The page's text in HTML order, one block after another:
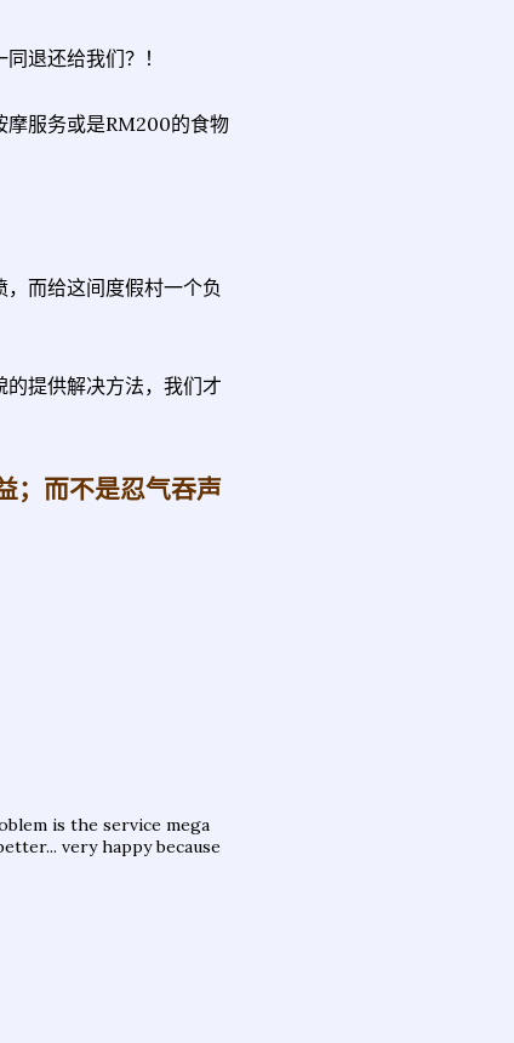
退还给我们？！
摩服务或是RM200的食物
而给这间度假村一个负
提供解决方法，我们才
；而不是忍气吞声
is the service mega
very happy because